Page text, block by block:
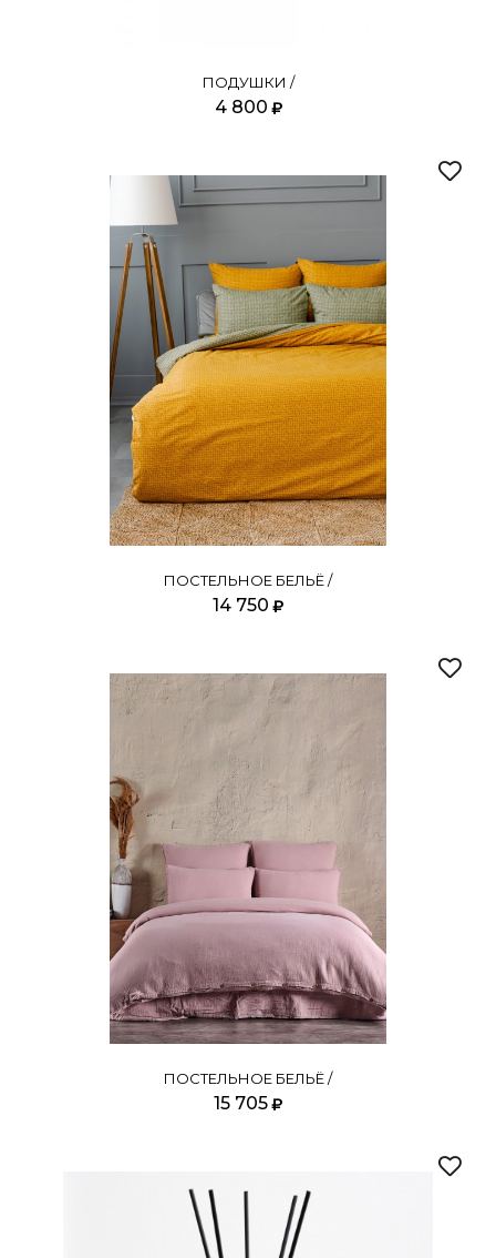
4 800
ПОДУШКИ /
14 750
ПОСТЕЛЬНОЕ БЕЛЬЁ /
15 705
ПОСТЕЛЬНОЕ БЕЛЬЁ /